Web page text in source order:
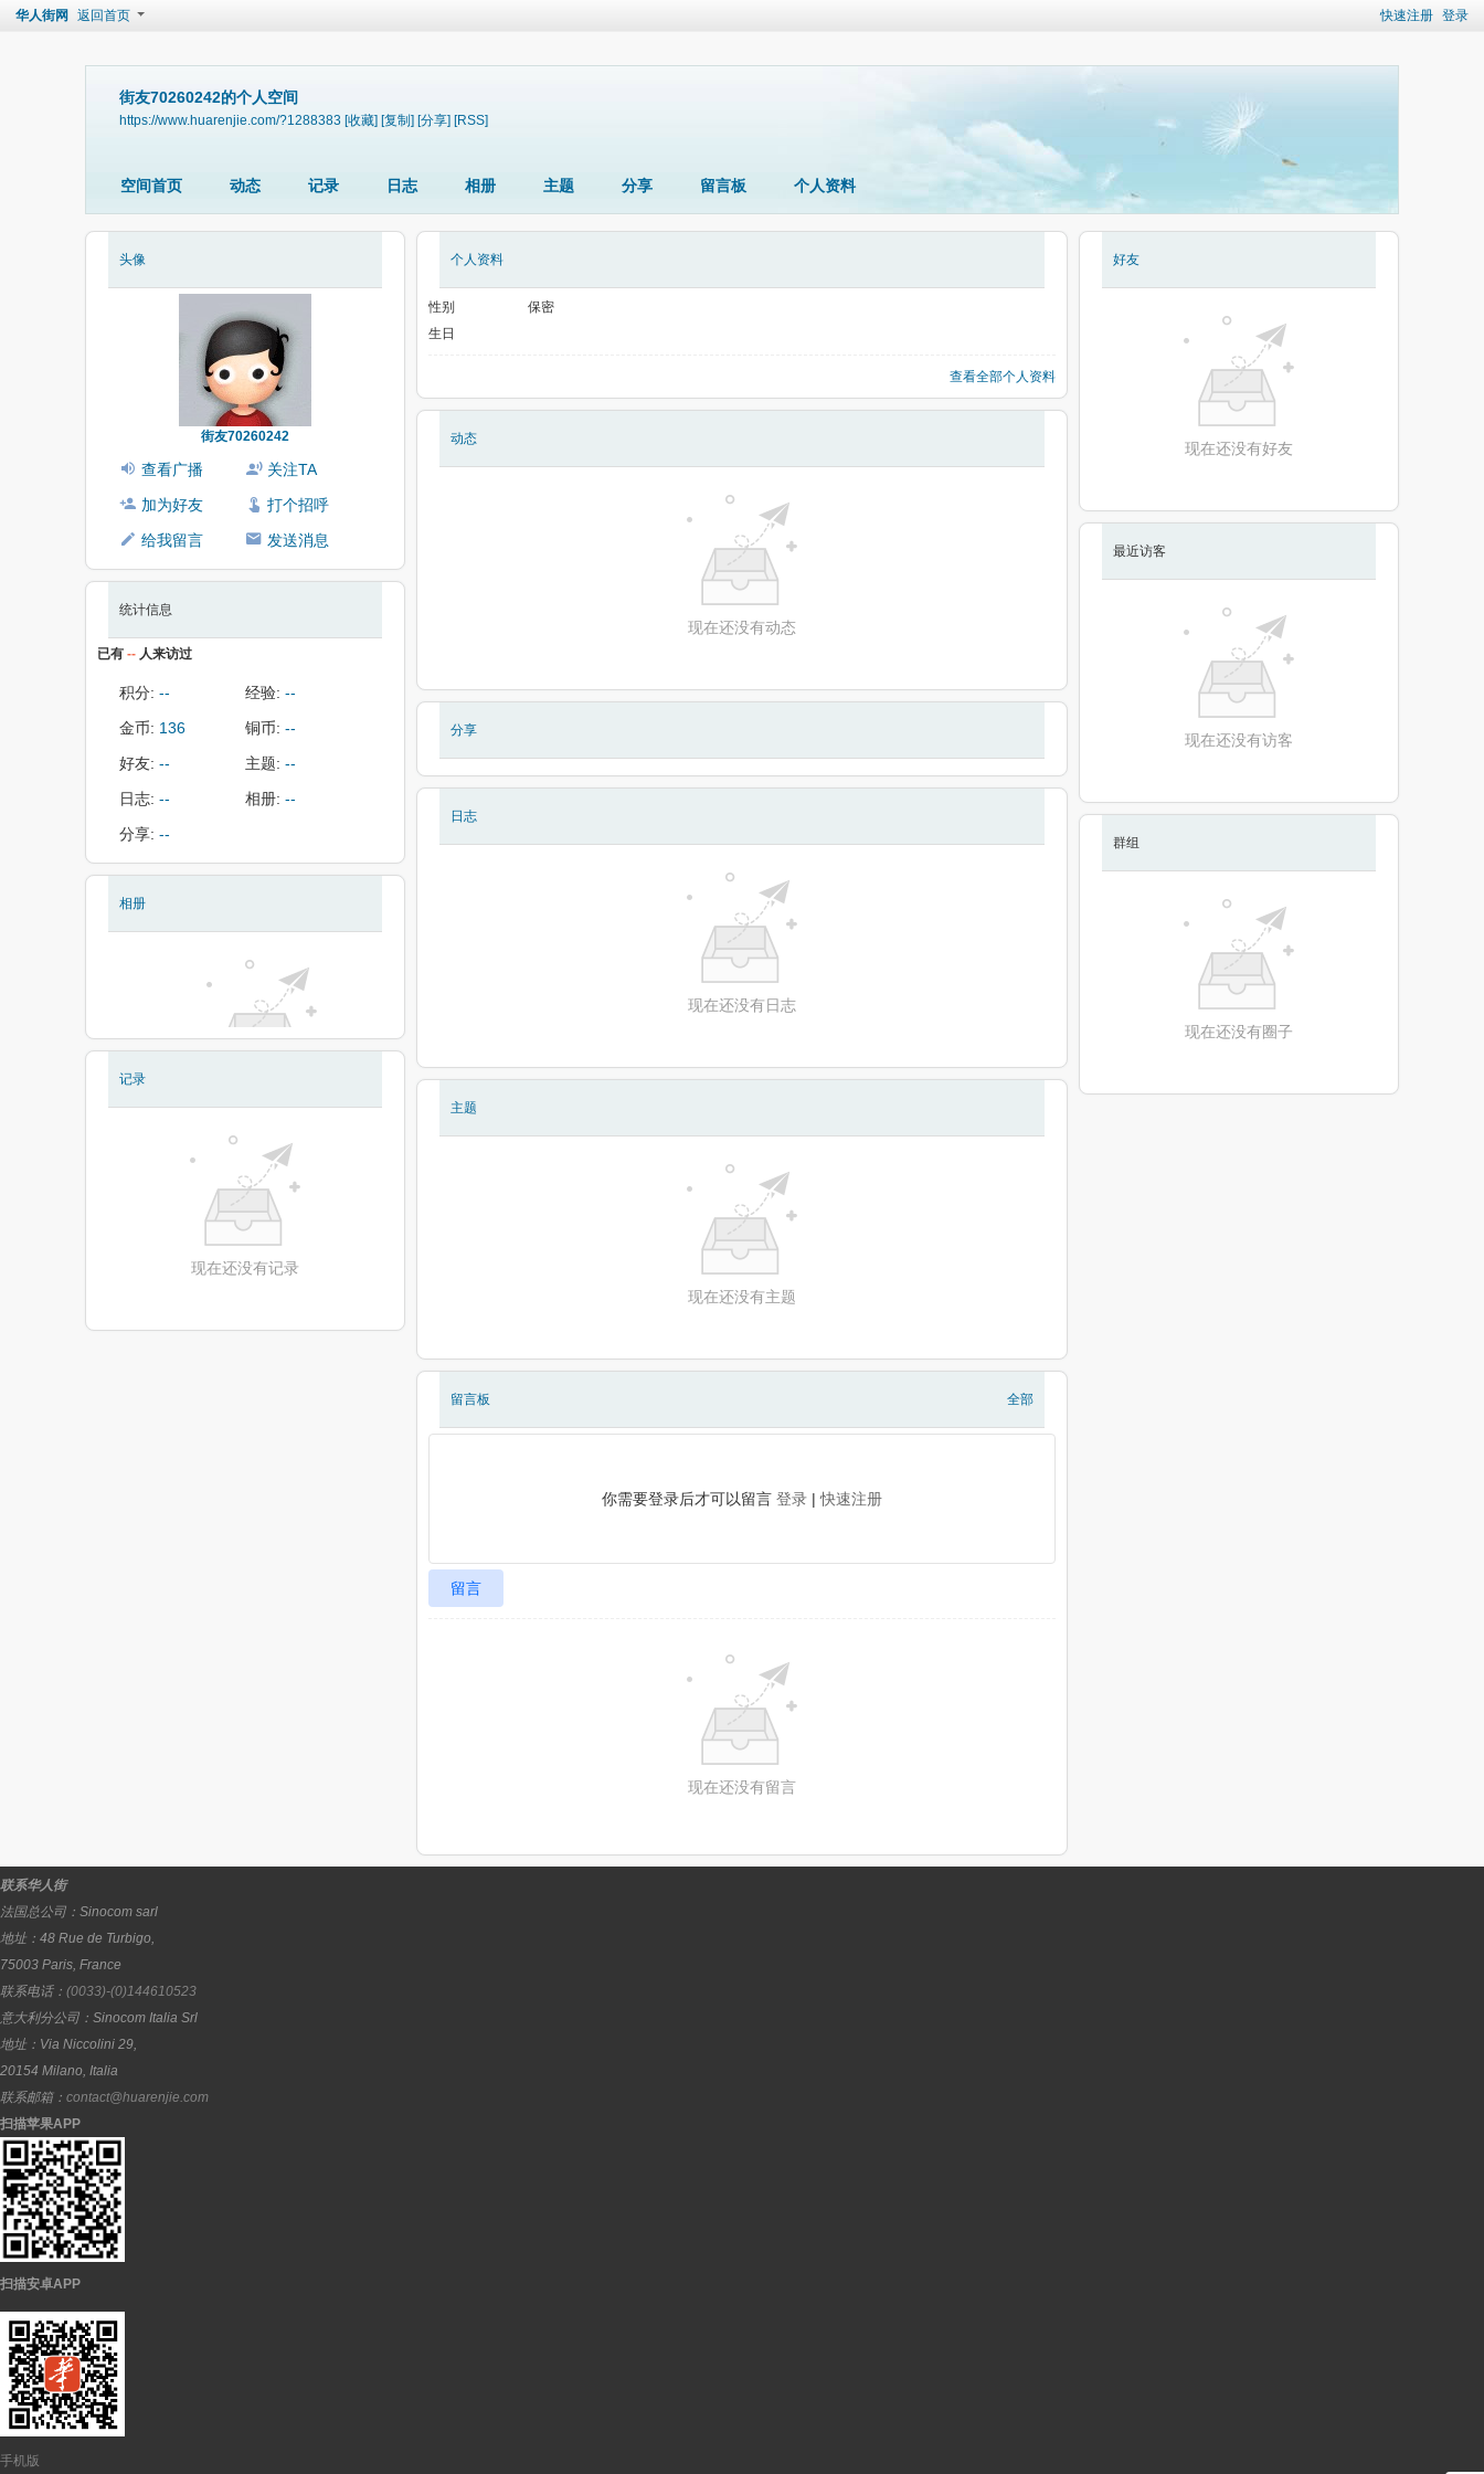
快速注册 登录
华人街网 返回首页
街友70260242的个人空间
https://www.huarenjie.com/?1288383 [收藏] [复制] [分享] [RSS]
空间首页 动态 记录 日志 相册 主题 分享 留言板 个人资料
头像
街友70260242
查看广播
关注TA
加为好友
打个招呼
给我留言
发送消息
统计信息
已有 -- 人来访过
积分: -- 经验: --
金币: 136 铜币: --
好友: -- 主题: --
日志: -- 相册: --
分享: --
相册
记录
现在还没有记录
个人资料
性别
保密
生日
查看全部个人资料
动态
现在还没有动态
分享
日志
现在还没有日志
主题
现在还没有主题
留言板 全部
你需要登录后才可以留言 登录 |快速注册
留言
现在还没有留言
好友
现在还没有好友
最近访客
现在还没有访客
群组
现在还没有圈子
联系华人街
法国总公司： Sinocom sarl
地址： 48 Rue de Turbigo,
75003 Paris, France
联系电话： (0033)-(0)144610523
意大利分公司： Sinocom Italia Srl
地址： Via Niccolini 29,
20154 Milano, Italia
联系邮箱： contact@huarenjie.com
扫描苹果APP
扫描安卓APP
手机版